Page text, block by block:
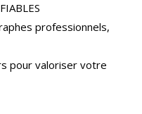
professionnels,
pour valoriser votre